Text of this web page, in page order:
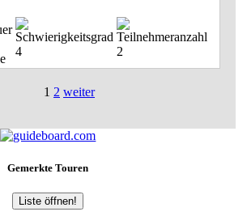
4 2
1 2 weiter
Gemerkte Touren
Liste öffnen!